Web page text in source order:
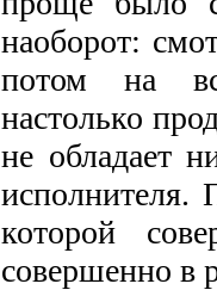
наоборот:
потом на
настолько
не обладает
которой
совершенно в